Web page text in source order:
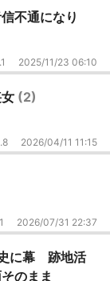
不通になり
2025/11/23 06:10
(2)
2026/04/11 11:15
2026/07/31 22:37
史に幕 跡地活
のまま